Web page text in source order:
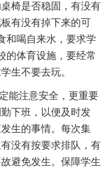
椅是否稳固，有没有
有没有掉下来的可
和喝自来水，要求学
的体育设施，要经常
生不要去玩。
能注意安全，更重要
下班，以便及时发
生的事情。每次集
没有按要求排队，有
避免发生。保障学生